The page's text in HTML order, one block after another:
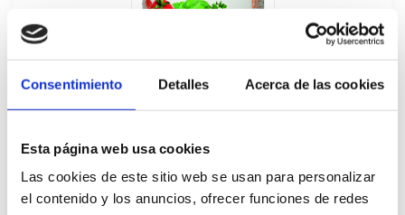
Consentimiento Detalles Acerca de las cookies
Esta página web usa cookies
Las cookies de este sitio web se usan para personalizar
el contenido y los anuncios, ofrecer funciones de redes
151443